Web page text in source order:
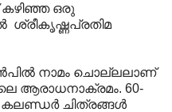
ഒരു
ശ്രീകൃഷ്ണപ്രതിമ
നാമം ചൊല്ലലാണ്‌
ആരാധനാക്രമം. 60-
ചിത്രങ്ങള്‍